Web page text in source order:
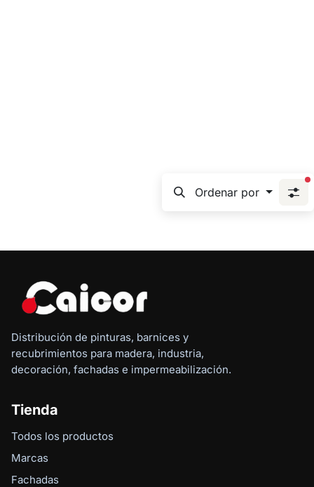
Ordenar por
Distribución de pinturas, barnices y
recubrimientos para madera, industria,
decoración, fachadas e impermeabilización.
Tienda
Todos los productos
Marcas
Fachadas